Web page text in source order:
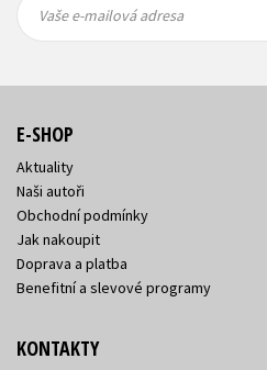
mailová
mailová
Vaše e-mailová adresa
E-SHOP
Aktuality
Naši autoři
Obchodní podmínky
Jak nakoupit
Doprava a platba
Benefitní a slevové programy
KONTAKTY